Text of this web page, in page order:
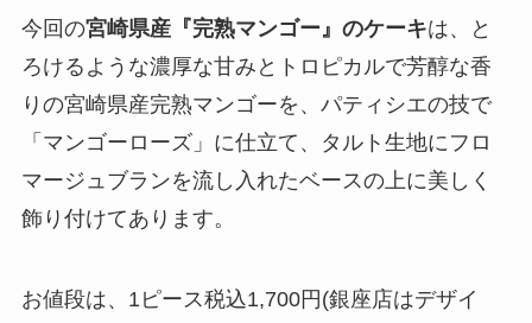
今回の宮崎県産『完熟マンゴー』のケーキは、と
ろけるような濃厚な甘みとトロピカルで芳醇な香
りの宮崎県産完熟マンゴーを、パティシエの技で
「マンゴーローズ」に仕立て、タルト生地にフロ
マージュブランを流し入れたベースの上に美しく
飾り付けてあります。
お値段は、1ピース税込1,700円(銀座店はデザイ